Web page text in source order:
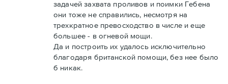
задачей захвата проливов и поимки Гебена
они тоже не справились, несмотря на
трехкратное превосходство в числе и еще
большее - в огневой мощи.
Да и построить их удалось исключительно
благодаря британской помощи, без нее было
б никак.